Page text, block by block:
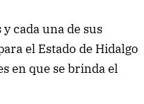
cada una de sus
el Estado de Hidalgo
en que se brinda el